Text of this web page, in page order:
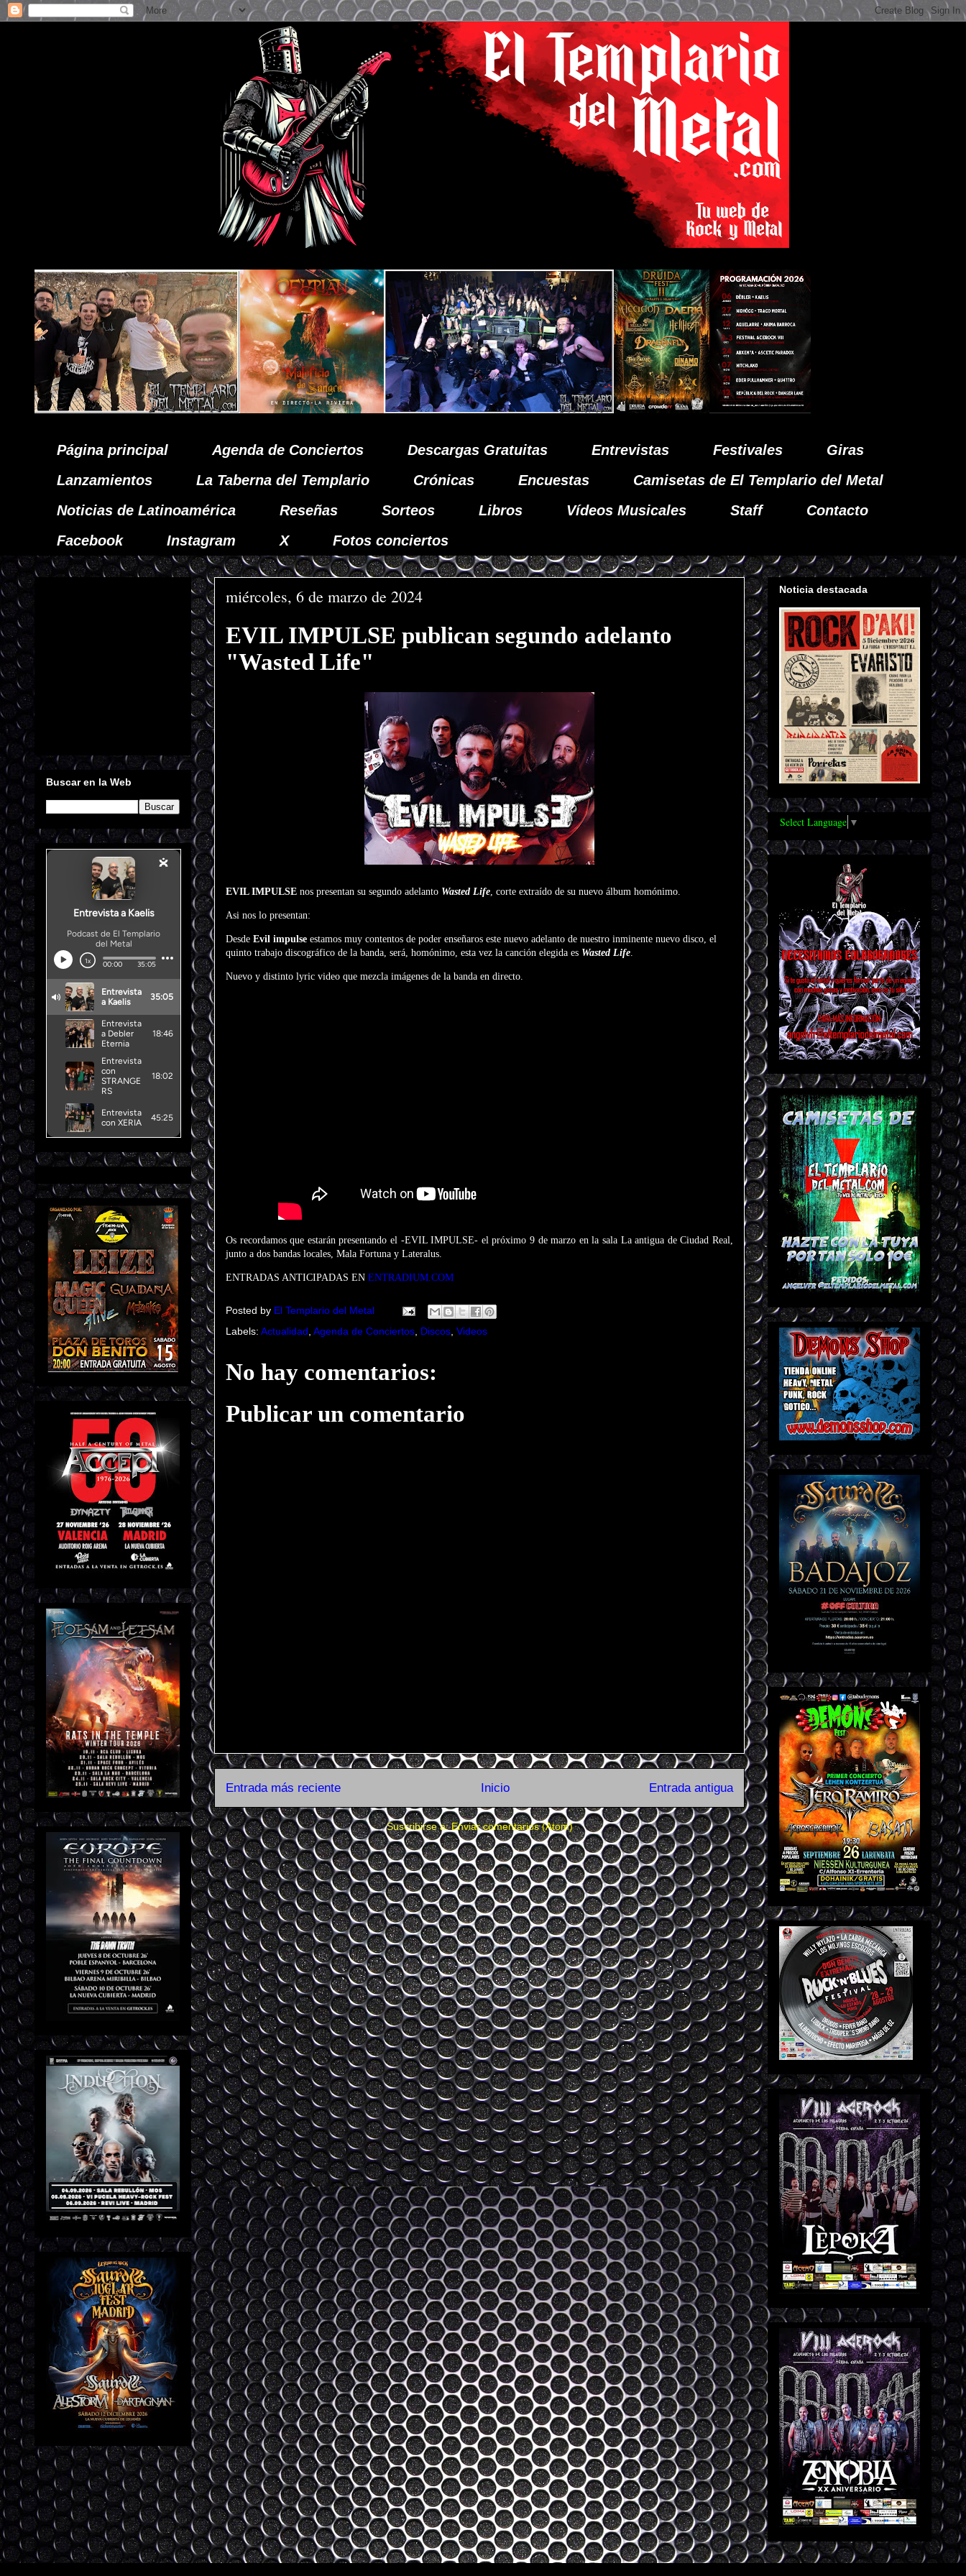
Página principal Agenda de Conciertos Descargas Gratuitas Entrevistas Festivales
Giras
Lanzamientos
La Taberna del Templario Crónicas Encuestas
Camisetas de El Templario del Metal
Noticias de Latinoamérica
Reseñas Sorteos Libros Vídeos Musicales Staff
Contacto
Facebook
Instagram X Fotos conciertos
miércoles, 6 de marzo de 2024
EVIL IMPULSE publican segundo adelanto
"Wasted Life"
EVIL IMPULSE nos presentan su segundo adelanto Wasted Life, corte extraído de su nuevo álbum homónimo.
Asi nos lo presentan:
Desde Evil impulse estamos muy contentos de poder enseñaros este nuevo adelanto de nuestro inminente nuevo disco, el
quinto trabajo discográfico de la banda, será, homónimo, esta vez la canción elegida es Wasted Life.
Nuevo y distinto lyric video que mezcla imágenes de la banda en directo.
Os recordamos que estarán presentando el -EVIL IMPULSE- el próximo 9 de marzo en la sala La antigua de Ciudad Real,
junto a dos bandas locales, Mala Fortuna y Lateralus.
ENTRADAS ANTICIPADAS EN ENTRADIUM.COM
Posted by El Templario del Metal
Labels: Actualidad Agenda de Conciertos Discos Videos
No hay comentarios:
Publicar un comentario
Entrada más reciente Entrada antigua
Inicio
Suscribirse a:Enviar comentarios (Atom)
Buscar en la Web
Noticia destacada
Select Language ▼